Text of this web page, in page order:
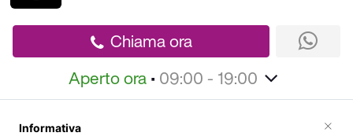
Chiama ora
Aperto ora• 09:00 - 19:00
Informativa ×